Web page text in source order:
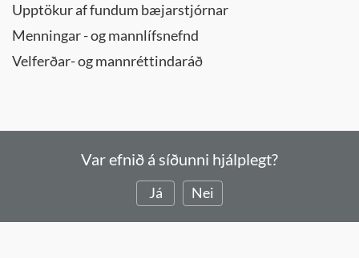
Upptökur af fundum bæjarstjórnar
Menningar - og mannlífsnefnd
Velferðar- og mannréttindaráð
Var efnið á síðunni hjálplegt?
Já Nei